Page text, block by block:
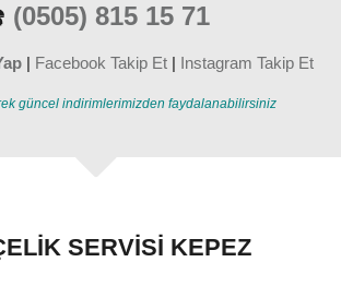
(0505) 815 15 71
| Facebook Takip Et | Instagram Takip Et
güncel indirimlerimizden faydalanabilirsiniz
SERVISI KEPEZ